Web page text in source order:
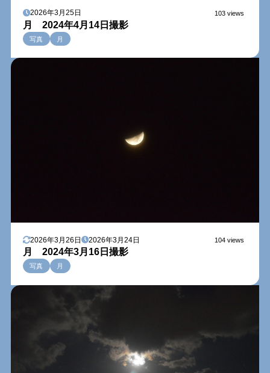
2026年3月25日 103 views
月 2024年4月14日撮影
写真 月
2026年3月26日 2026年3月24日 104 views
月 2024年3月16日撮影
写真 月